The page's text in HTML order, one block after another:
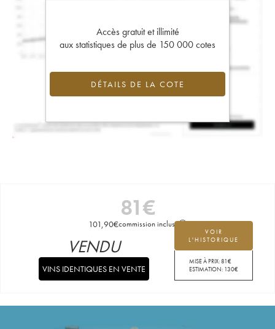
Accès gratuit et illimité
aux statistiques de plus de 150 000 cotes
DÉTAILS DE LA COTE
81€
101,90€commission incluse
VOIR
L'HISTORIQUE
MISE À PRIX:81€
ESTIMATION: 130€
VENDU
VINS IDENTIQUES EN VENTE